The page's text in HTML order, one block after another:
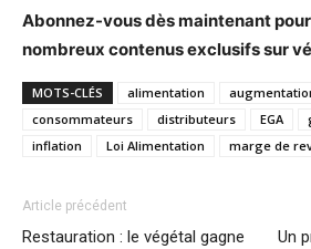
Abonnez-vous dès maintenant
nombreux contenus exclusifs sur
MOTS-CLÉS alimentation
consommateurs
distributeurs EGA
inflation
Loi Alimentation marge de
Article précédent
Restauration : le végétal gagne
Un